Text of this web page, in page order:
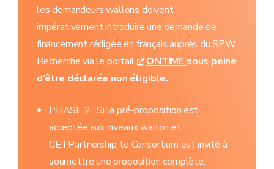
les demandeurs wallons doivent
impérativement introduire une demande de
financement rédigée en français auprès du SPW
Recherche via le portail
ONTIME sous peine
d’être déclarée non éligible.
PHASE 2 : Si la pré-proposition est
acceptée aux niveaux wallon et
CETPartnership, le Consortium est invité à
soumettre une proposition complète.